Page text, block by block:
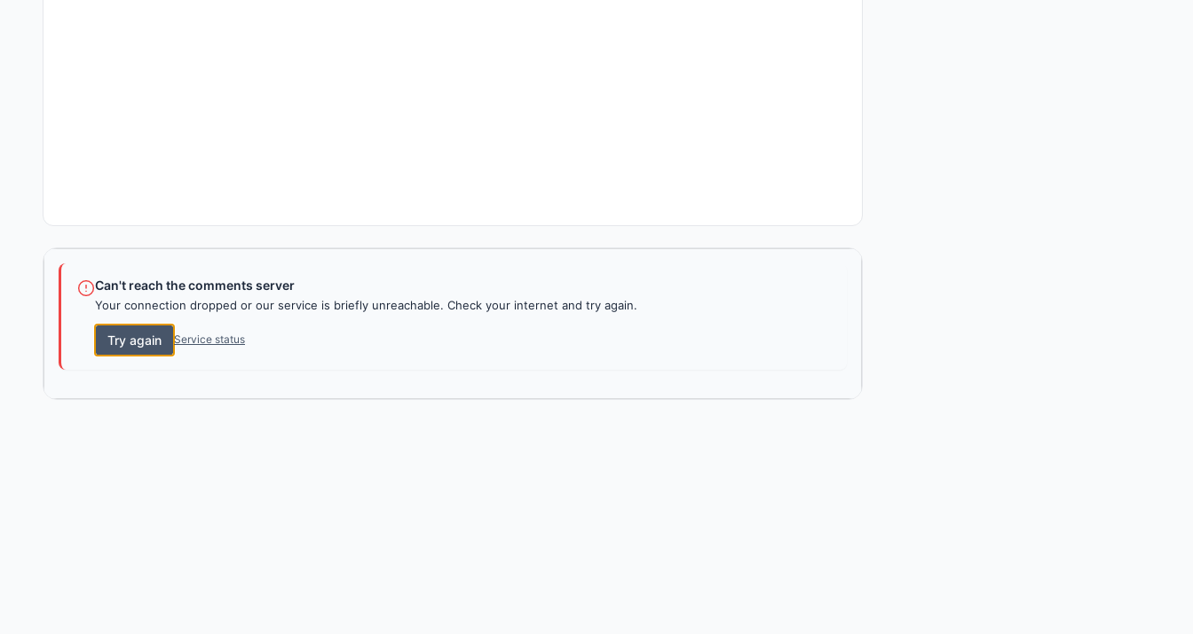
Can't reach the comments server
Your connection dropped or our service is briefly unreachable. Check your internet and try again.
Try again Service status